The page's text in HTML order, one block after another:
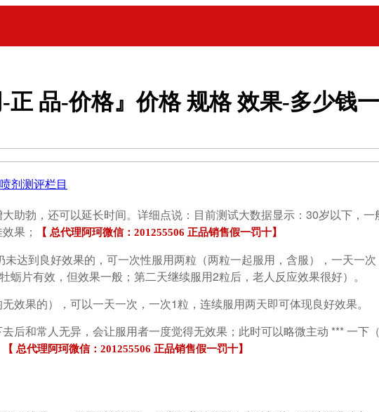
品-价格』价格 规格 效果-多少钱
剂测评栏目
助勃，还可以延长时间。详细点说：目前测试大数据显示： 30岁以下，一
果；
【 总代理阿珂微信：201255506 正品销售假一罚十】
达到良好效果的，可一次性服用两粒（两粒一起服用，含服），一天一
片有效，但效果一般；第二天继续服用2粒后，老人反应效果很好）。
效果的），可以一天一次，一次1粒，连续服用两天即可体现良好效果。
后和常人无异，会让服用者一度觉得无效果；此时可以略微主动 *** 一
【 总代理阿珂微信：201255506 正品销售假一罚十】